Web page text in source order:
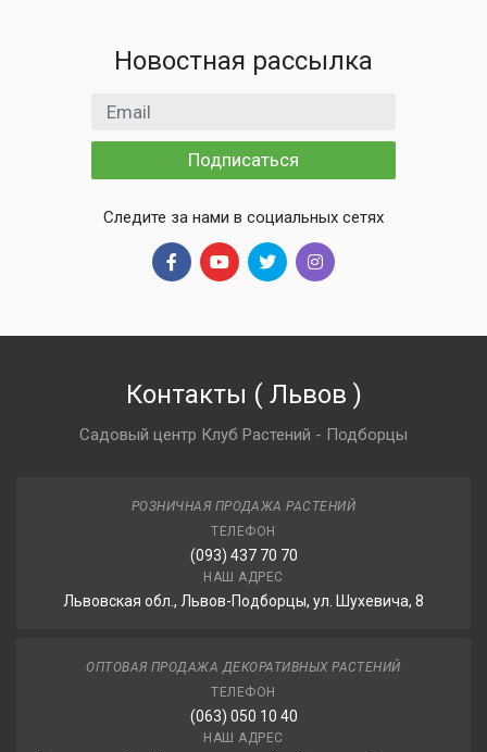
Новостная рассылка
Email адрес
Подписаться
Следите за нами в социальных сетях
Контакты ( Львов )
Садовый центр Клуб Растений - Подборцы
РОЗНИЧНАЯ ПРОДАЖА РАСТЕНИЙ
ТЕЛЕФОН
(093) 437 70 70
НАШ АДРЕС
Львовская обл., Львов-Подборцы, ул. Шухевича, 8
ОПТОВАЯ ПРОДАЖА ДЕКОРАТИВНЫХ РАСТЕНИЙ
ТЕЛЕФОН
(063) 050 10 40
НАШ АДРЕС